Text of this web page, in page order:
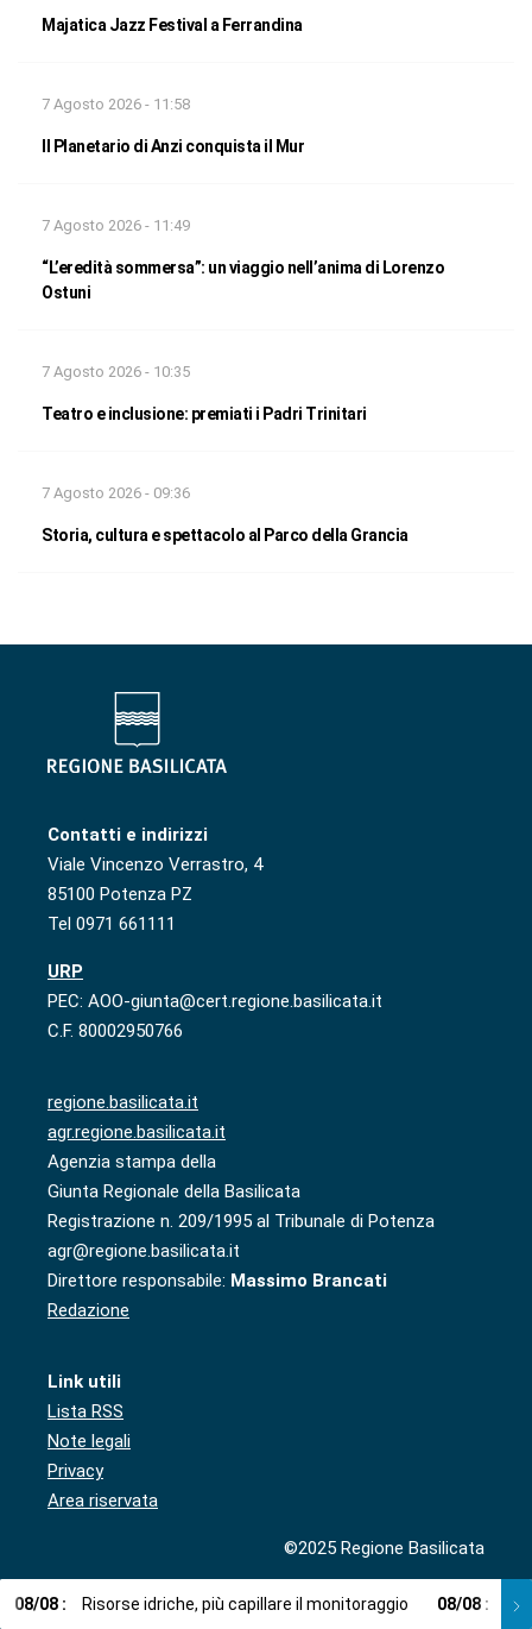
Majatica Jazz Festival a Ferrandina
7 Agosto 2026 - 11:58
Il Planetario di Anzi conquista il Mur
7 Agosto 2026 - 11:49
“L’eredità sommersa”: un viaggio nell’anima di Lorenzo
Ostuni
7 Agosto 2026 - 10:35
Teatro e inclusione: premiati i Padri Trinitari
7 Agosto 2026 - 09:36
Storia, cultura e spettacolo al Parco della Grancia
Contatti e indirizzi
Viale Vincenzo Verrastro, 4
85100 Potenza PZ
Tel 0971 661111
URP
PEC: AOO-giunta@cert.regione.basilicata.it
C.F. 80002950766
regione.basilicata.it
agr.regione.basilicata.it
Agenzia stampa della
Giunta Regionale della Basilicata
Registrazione n. 209/1995 al Tribunale di Potenza
agr@regione.basilicata.it
Direttore responsabile: Massimo Brancati
Redazione
Link utili
Lista RSS
Note legali
Privacy
Area riservata
©2025 Regione Basilicata
08/08 : Risorse idriche, più capillare il monitoraggio 08/08 :